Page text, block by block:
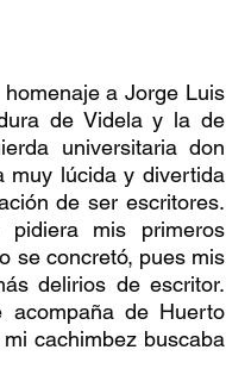
a Jorge Luis
de Videla y la de
universitaria don
muy lúcida y divertida
de ser escritores.
mis primeros
se concretó, pues mis
delirios de escritor.
de Huerto
cachimbez buscaba